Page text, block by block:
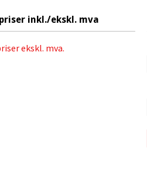
inkl./ekskl. mva
ekskl. mva.